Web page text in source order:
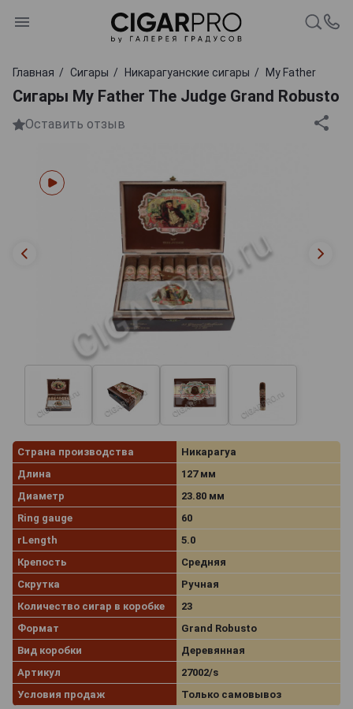
Главная Сигары Никарагуанские сигары My Father
Сигары My Father The Judge Grand Robusto
Оставить отзыв
Страна производства
Никарагуа
Длина
127 мм
Диаметр
23.80 мм
Ring gauge
60
rLength
5.0
Крепость
Средняя
Скрутка
Ручная
Количество сигар в коробке
23
Формат
Grand Robusto
Вид коробки
Деревянная
Артикул
27002/s
Условия продаж
Только самовывоз